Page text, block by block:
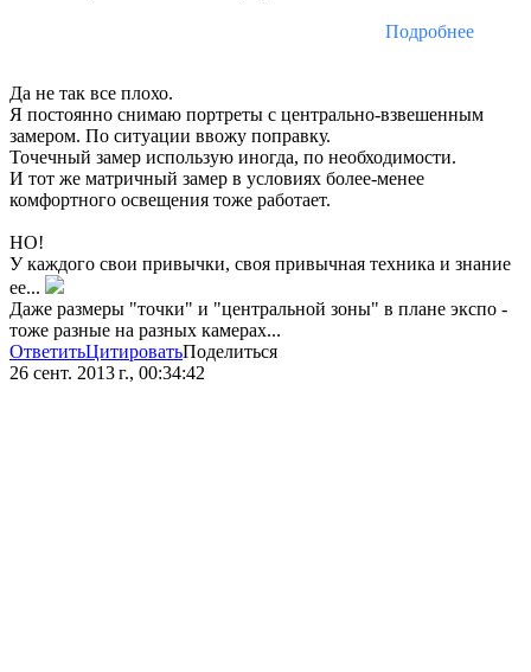
Подробнее
Да не так все плохо.
Я постоянно снимаю портреты с центрально-взвешенным
замером. По ситуации ввожу поправку.
Точечный замер использую иногда, по необходимости.
И тот же матричный замер в условиях более-менее
комфортного освещения тоже работает.
НО!
У каждого свои привычки, своя привычная техника и знание
ее...
Даже размеры "точки" и "центральной зоны" в плане экспо -
тоже разные на разных камерах...
ОтветитьЦитироватьПоделиться
26 сент. 2013 г., 00:34:42